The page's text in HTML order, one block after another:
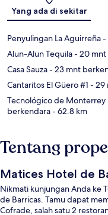
Yang ada di sekitar
Penyulingan La Aguirreña-
Alun-Alun Tequila- 20 mnt
Casa Sauza- 23 mnt
Cantaritos El Güero #1 - 29
Tecnológico de Monterrey
berkendara- 62.8 km
Tentang
Matices Hotel de
Nikmati kunjungan Anda ke
de Barricas. Tamu dapat
Cofrade, salah satu 2